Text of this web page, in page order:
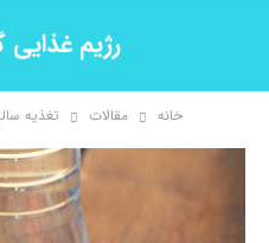
رژیم
خانه مقالات تغذیه